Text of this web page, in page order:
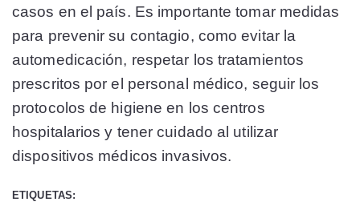
casos en el país. Es importante tomar medidas
para prevenir su contagio, como evitar la
automedicación, respetar los tratamientos
prescritos por el personal médico, seguir los
protocolos de higiene en los centros
hospitalarios y tener cuidado al utilizar
dispositivos médicos invasivos.
ETIQUETAS: